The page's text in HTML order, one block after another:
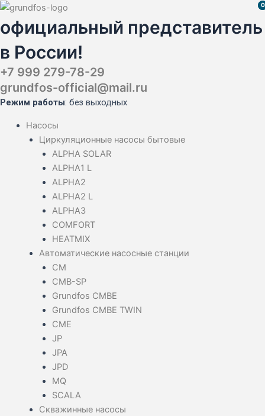
Перейти
содержимому
официальный представитель
в России!
+7 999 279-78-29
grundfos-official@mail.ru
Режим работы: без выходных
Насосы
Циркуляционные насосы бытовые
ALPHA SOLAR
ALPHA1 L
ALPHA2
ALPHA2 L
ALPHA3
COMFORT
HEATMIX
Автоматические насосные станции
CM
CMB-SP
Grundfos CMBE
Grundfos CMBE TWIN
CME
JP
JPA
JPD
MQ
SCALA
Скважинные насосы
Поиск
товаров
0
Поиск
товаров
Поиск
товаров
0